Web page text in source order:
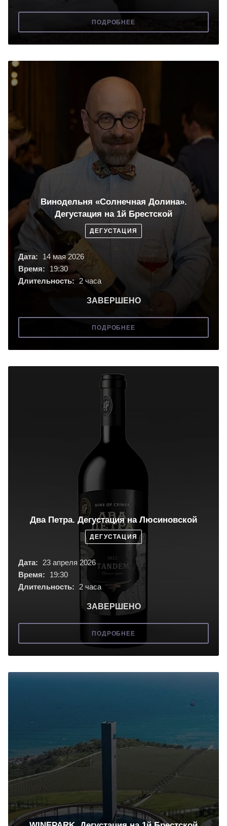
ПОДРОБНЕЕ
Винодельня «Солнечная Долина».
Дегустация на 1й Брестской
ДЕГУСТАЦИЯ
Дата:
14 мая 2026
Время:
19:30
Длительность: 2 часа
ЗАВЕРШЕНО
ПОДРОБНЕЕ
Два Петра. Дегустация на Люсиновской
ДЕГУСТАЦИЯ
Дата:
23 апреля 2026
Время:
19:30
Длительность:
2 часа
ЗАВЕРШЕНО
ПОДРОБНЕЕ